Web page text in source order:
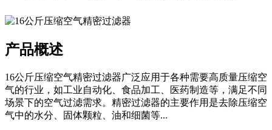
产品概述
16公斤压缩空气精密过滤器广泛应用于各种需要高质量压缩空
气的行业，如工业自动化、食品加工、医药制造等，满足不同
场景下的空气过滤需求‌‌。精密过滤器的主要作用是去除压缩空
气中的水分、固体颗粒、油和细菌等...